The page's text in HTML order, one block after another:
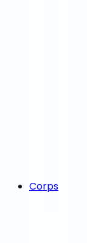
Corps